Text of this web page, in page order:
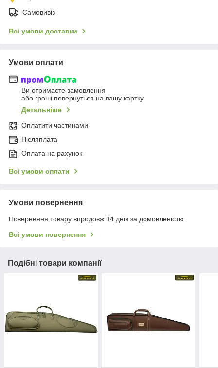
Самовивіз
Всі умови доставки
Умови оплати
Ви отримаєте замовлення
або гроші повернуться на вашу картку
Детальніше
Оплатити частинами
Післяплата
Оплата на рахунок
Всі умови оплати
Умови повернення
Повернення товару впродовж 14 днів за домовленістю
Всі умови повернення
Подібні товари компанії